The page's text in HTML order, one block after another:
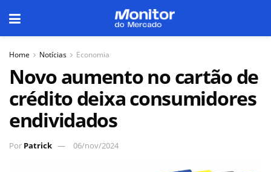
Home Notícias Economia
Novo aumento no cartão de
crédito deixa consumidores
endividados
Por Patrick 06/nov/2024